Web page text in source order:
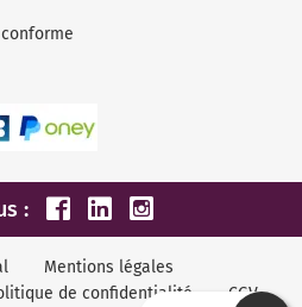
:
Mentions légales
de confidentialité CGV